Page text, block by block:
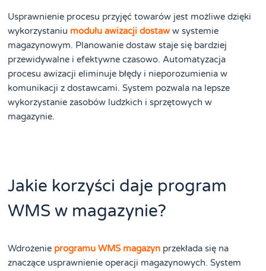
Usprawnienie procesu przyjęć towarów jest możliwe dzięki
wykorzystaniu modułu awizacji dostaw w systemie
magazynowym. Planowanie dostaw staje się bardziej
przewidywalne i efektywne czasowo. Automatyzacja
procesu awizacji eliminuje błędy i nieporozumienia w
komunikacji z dostawcami. System pozwala na lepsze
wykorzystanie zasobów ludzkich i sprzętowych w
magazynie.
Jakie korzyści daje program
WMS w magazynie?
Wdrożenie programu WMS magazyn przekłada się na
znaczące usprawnienie operacji magazynowych. System